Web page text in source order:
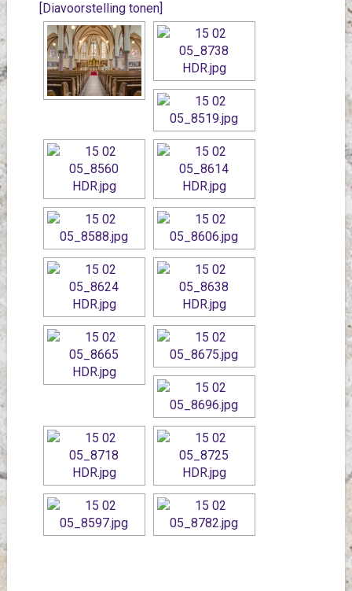
[Diavoorstelling tonen]